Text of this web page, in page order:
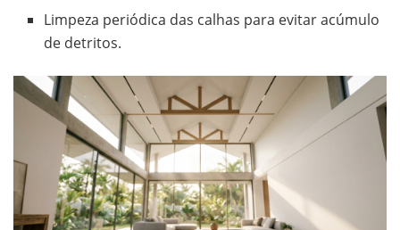
Limpeza periódica das calhas para evitar acúmulo
de detritos.